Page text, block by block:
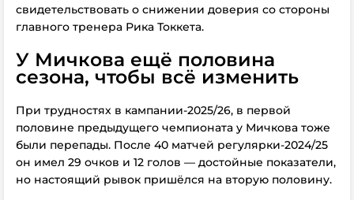
свидетельствовать о снижении доверия со стороны
главного тренера Рика Токкета.
У Мичкова ещё половина
сезона, чтобы всё изменить
При трудностях в кампании-2025/26, в первой
половине предыдущего чемпионата у Мичкова тоже
были перепады. После 40 матчей регулярки-2024/25
он имел 29 очков и 12 голов — достойные показатели,
но настоящий рывок пришёлся на вторую половину.